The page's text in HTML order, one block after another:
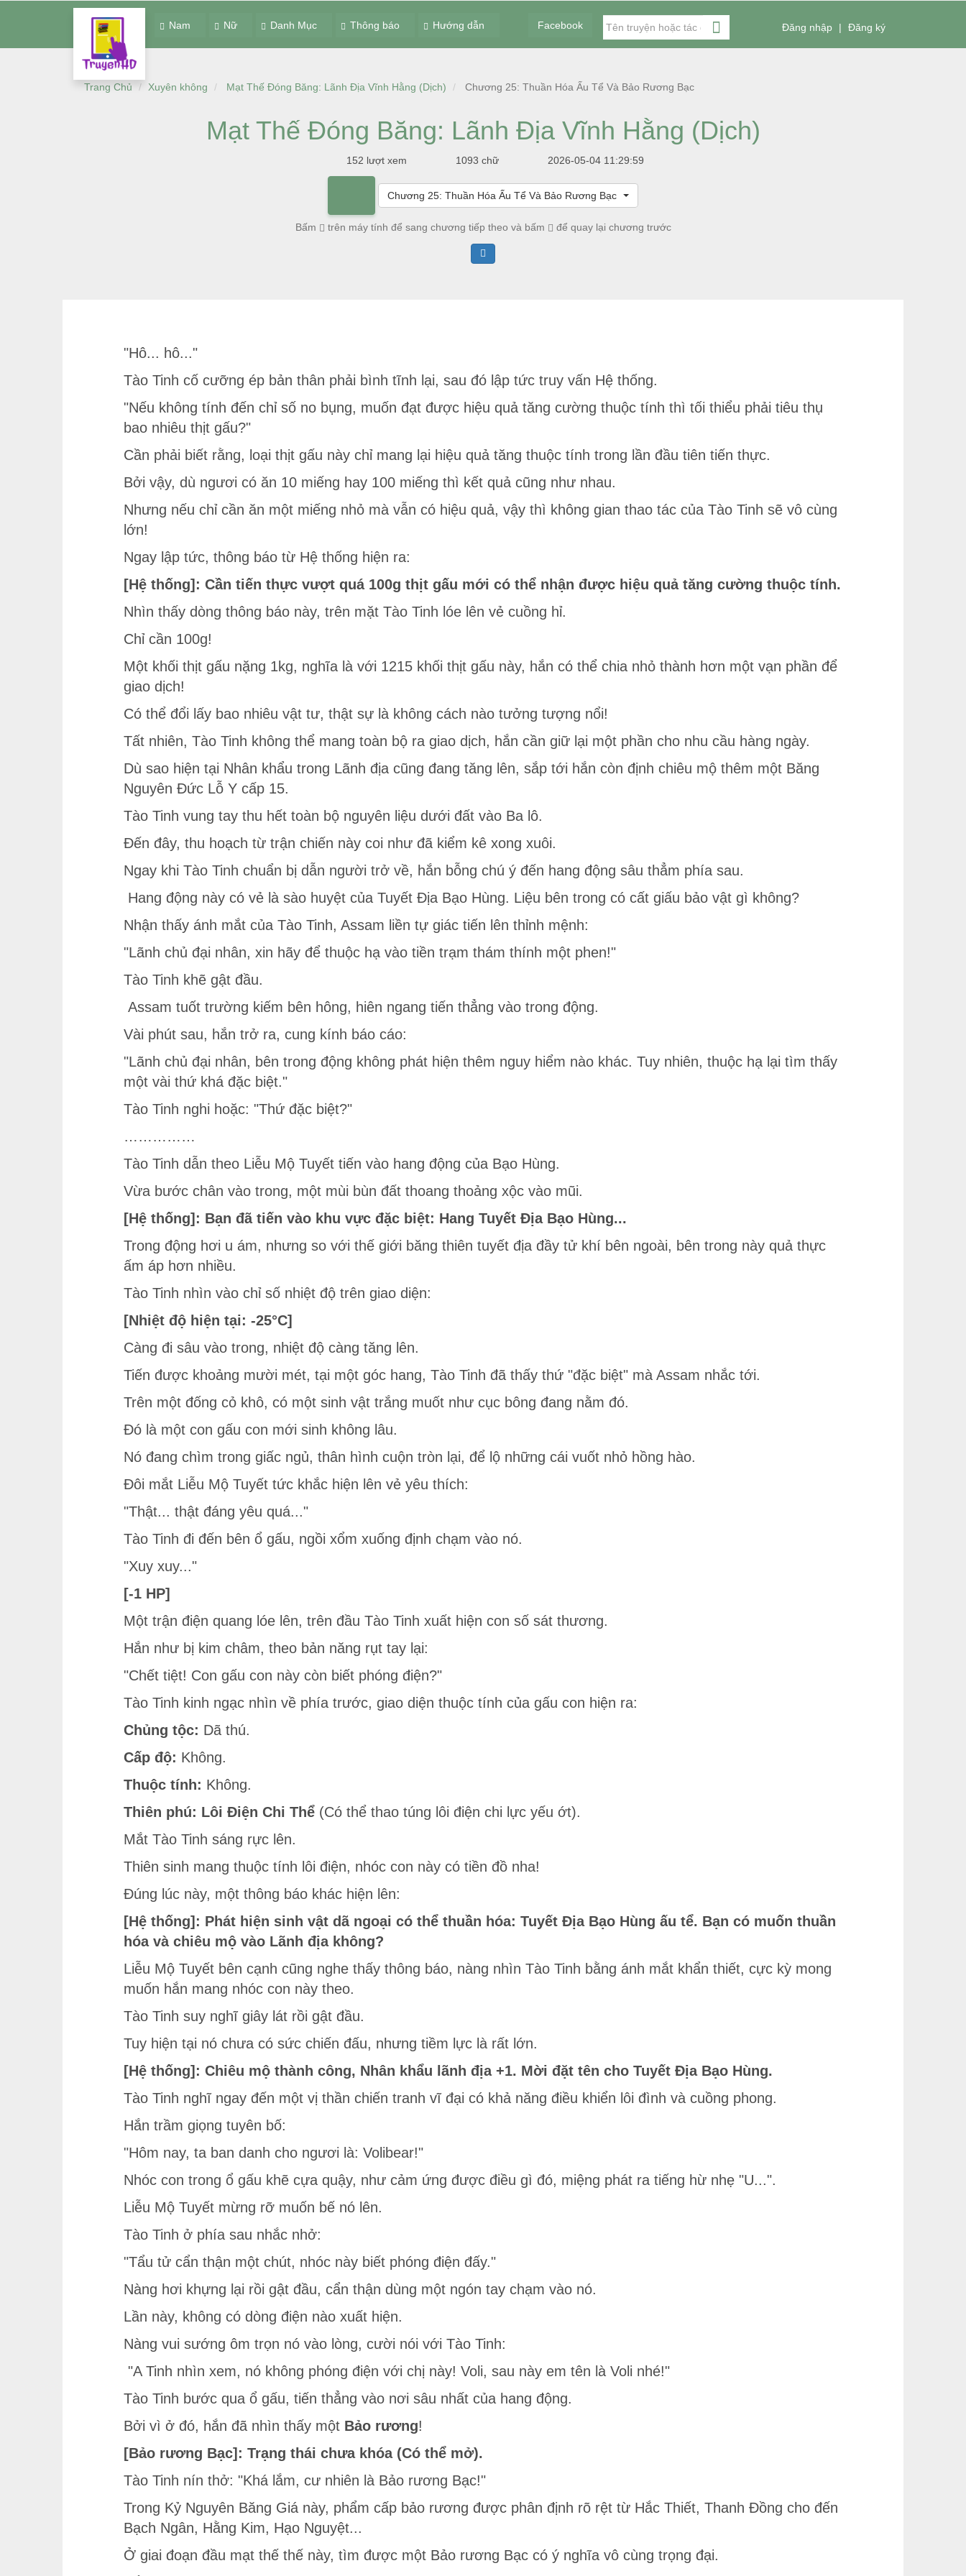
Nam Nữ Danh Mục Thông báo Hướng dẫn Facebook Đăng nhập | Đăng ký
Trang Chủ Xuyên không Mạt Thế Đóng Băng: Lãnh Địa Vĩnh Hằng (Dịch) Chương 25: Thuần Hóa Ấu Tể Và Bảo Rương Bạc
Mạt Thế Đóng Băng: Lãnh Địa Vĩnh Hằng (Dịch)
152 lượt xem 1093 chữ 2026-05-04 11:29:59
Chương 25: Thuần Hóa Ấu Tể Và Bảo Rương Bạc
Bấm trên máy tính để sang chương tiếp theo và bấm để quay lại chương trước
"Hô... hô..."
Tào Tinh cố cưỡng ép bản thân phải bình tĩnh lại, sau đó lập tức truy vấn Hệ thống.
"Nếu không tính đến chỉ số no bụng, muốn đạt được hiệu quả tăng cường thuộc tính thì tối thiểu phải tiêu thụ
bao nhiêu thịt gấu?"
Cần phải biết rằng, loại thịt gấu này chỉ mang lại hiệu quả tăng thuộc tính trong lần đầu tiên tiến thực.
Bởi vậy, dù ngươi có ăn 10 miếng hay 100 miếng thì kết quả cũng như nhau.
Nhưng nếu chỉ cần ăn một miếng nhỏ mà vẫn có hiệu quả, vậy thì không gian thao tác của Tào Tinh sẽ vô cùng
lớn!
Ngay lập tức, thông báo từ Hệ thống hiện ra:
[Hệ thống]: Cần tiến thực vượt quá 100g thịt gấu mới có thể nhận được hiệu quả tăng cường thuộc tính.
Nhìn thấy dòng thông báo này, trên mặt Tào Tinh lóe lên vẻ cuồng hỉ.
Chỉ cần 100g!
Một khối thịt gấu nặng 1kg, nghĩa là với 1215 khối thịt gấu này, hắn có thể chia nhỏ thành hơn một vạn phần để
giao dịch!
Có thể đổi lấy bao nhiêu vật tư, thật sự là không cách nào tưởng tượng nổi!
Tất nhiên, Tào Tinh không thể mang toàn bộ ra giao dịch, hắn cần giữ lại một phần cho nhu cầu hàng ngày.
Dù sao hiện tại Nhân khẩu trong Lãnh địa cũng đang tăng lên, sắp tới hắn còn định chiêu mộ thêm một Băng
Nguyên Đức Lỗ Y cấp 15.
Tào Tinh vung tay thu hết toàn bộ nguyên liệu dưới đất vào Ba lô.
Đến đây, thu hoạch từ trận chiến này coi như đã kiểm kê xong xuôi.
Ngay khi Tào Tinh chuẩn bị dẫn người trở về, hắn bỗng chú ý đến hang động sâu thẳm phía sau.
Hang động này có vẻ là sào huyệt của Tuyết Địa Bạo Hùng. Liệu bên trong có cất giấu bảo vật gì không?
Nhận thấy ánh mắt của Tào Tinh, Assam liền tự giác tiến lên thỉnh mệnh:
"Lãnh chủ đại nhân, xin hãy để thuộc hạ vào tiền trạm thám thính một phen!"
Tào Tinh khẽ gật đầu.
Assam tuốt trường kiếm bên hông, hiên ngang tiến thẳng vào trong động.
Vài phút sau, hắn trở ra, cung kính báo cáo:
"Lãnh chủ đại nhân, bên trong động không phát hiện thêm nguy hiểm nào khác. Tuy nhiên, thuộc hạ lại tìm thấy
một vài thứ khá đặc biệt."
Tào Tinh nghi hoặc: "Thứ đặc biệt?"
……………
Tào Tinh dẫn theo Liễu Mộ Tuyết tiến vào hang động của Bạo Hùng.
Vừa bước chân vào trong, một mùi bùn đất thoang thoảng xộc vào mũi.
[Hệ thống]: Bạn đã tiến vào khu vực đặc biệt: Hang Tuyết Địa Bạo Hùng...
Trong động hơi u ám, nhưng so với thế giới băng thiên tuyết địa đầy tử khí bên ngoài, bên trong này quả thực
ấm áp hơn nhiều.
Tào Tinh nhìn vào chỉ số nhiệt độ trên giao diện:
[Nhiệt độ hiện tại: -25°C]
Càng đi sâu vào trong, nhiệt độ càng tăng lên.
Tiến được khoảng mười mét, tại một góc hang, Tào Tinh đã thấy thứ "đặc biệt" mà Assam nhắc tới.
Trên một đống cỏ khô, có một sinh vật trắng muốt như cục bông đang nằm đó.
Đó là một con gấu con mới sinh không lâu.
Nó đang chìm trong giấc ngủ, thân hình cuộn tròn lại, để lộ những cái vuốt nhỏ hồng hào.
Đôi mắt Liễu Mộ Tuyết tức khắc hiện lên vẻ yêu thích:
"Thật... thật đáng yêu quá..."
Tào Tinh đi đến bên ổ gấu, ngồi xổm xuống định chạm vào nó.
"Xuy xuy..."
[-1 HP]
Một trận điện quang lóe lên, trên đầu Tào Tinh xuất hiện con số sát thương.
Hắn như bị kim châm, theo bản năng rụt tay lại:
"Chết tiệt! Con gấu con này còn biết phóng điện?"
Tào Tinh kinh ngạc nhìn về phía trước, giao diện thuộc tính của gấu con hiện ra:
Chủng tộc: Dã thú.
Cấp độ: Không.
Thuộc tính: Không.
Thiên phú: Lôi Điện Chi Thể (Có thể thao túng lôi điện chi lực yếu ớt).
Mắt Tào Tinh sáng rực lên.
Thiên sinh mang thuộc tính lôi điện, nhóc con này có tiền đồ nha!
Đúng lúc này, một thông báo khác hiện lên:
[Hệ thống]: Phát hiện sinh vật dã ngoại có thể thuần hóa: Tuyết Địa Bạo Hùng ấu tể. Bạn có muốn thuần
hóa và chiêu mộ vào Lãnh địa không?
Liễu Mộ Tuyết bên cạnh cũng nghe thấy thông báo, nàng nhìn Tào Tinh bằng ánh mắt khẩn thiết, cực kỳ mong
muốn hắn mang nhóc con này theo.
Tào Tinh suy nghĩ giây lát rồi gật đầu.
Tuy hiện tại nó chưa có sức chiến đấu, nhưng tiềm lực là rất lớn.
[Hệ thống]: Chiêu mộ thành công, Nhân khẩu lãnh địa +1. Mời đặt tên cho Tuyết Địa Bạo Hùng.
Tào Tinh nghĩ ngay đến một vị thần chiến tranh vĩ đại có khả năng điều khiển lôi đình và cuồng phong.
Hắn trầm giọng tuyên bố:
"Hôm nay, ta ban danh cho ngươi là: Volibear!"
Nhóc con trong ổ gấu khẽ cựa quậy, như cảm ứng được điều gì đó, miệng phát ra tiếng hừ nhẹ "U...".
Liễu Mộ Tuyết mừng rỡ muốn bế nó lên.
Tào Tinh ở phía sau nhắc nhở:
"Tẩu tử cẩn thận một chút, nhóc này biết phóng điện đấy."
Nàng hơi khựng lại rồi gật đầu, cẩn thận dùng một ngón tay chạm vào nó.
Lần này, không có dòng điện nào xuất hiện.
Nàng vui sướng ôm trọn nó vào lòng, cười nói với Tào Tinh:
"A Tinh nhìn xem, nó không phóng điện với chị này! Voli, sau này em tên là Voli nhé!"
Tào Tinh bước qua ổ gấu, tiến thẳng vào nơi sâu nhất của hang động.
Bởi vì ở đó, hắn đã nhìn thấy một Bảo rương!
[Bảo rương Bạc]: Trạng thái chưa khóa (Có thể mở).
Tào Tinh nín thở: "Khá lắm, cư nhiên là Bảo rương Bạc!"
Trong Kỷ Nguyên Băng Giá này, phẩm cấp bảo rương được phân định rõ rệt từ Hắc Thiết, Thanh Đồng cho đến
Bạch Ngân, Hằng Kim, Hạo Nguyệt...
Ở giai đoạn đầu mạt thế thế này, tìm được một Bảo rương Bạc có ý nghĩa vô cùng trọng đại.